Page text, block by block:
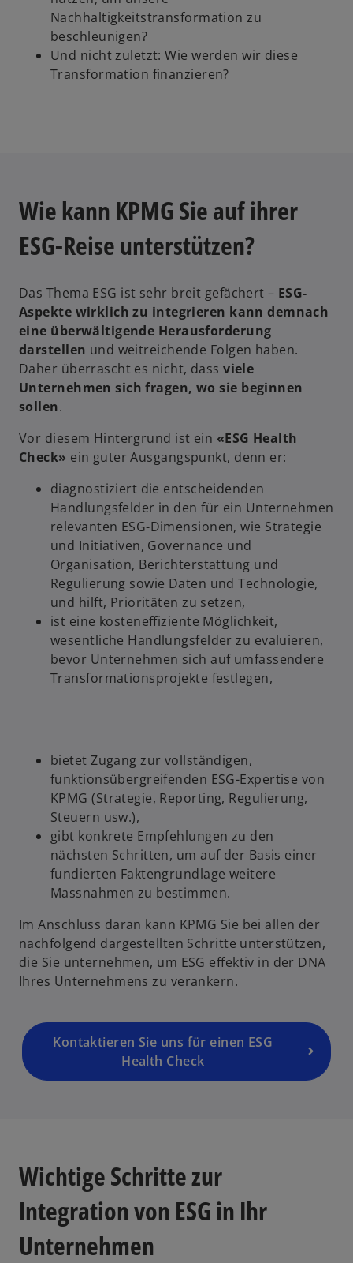
Nachhaltigkeitstransformation zu
beschleunigen?
Und nicht zuletzt: Wie werden wir diese
Transformation finanzieren?
Wie kann KPMG Sie auf ihrer
ESG-Reise unterstützen?
Das Thema ESG ist sehr breit gefächert – ESG-
Aspekte wirklich zu integrieren kann demnach
eine überwältigende Herausforderung
darstellen und weitreichende Folgen haben.
Daher überrascht es nicht, dassviele
Unternehmen sich fragen, wo sie beginnen
sollen.
Vor diesem Hintergrund ist ein «ESG Health
Check» ein guter Ausgangspunkt, denn er:
diagnostiziert die entscheidenden
Handlungsfelder in den für ein Unternehmen
relevanten ESG-Dimensionen, wie Strategie
und Initiativen, Governance und
Organisation, Berichterstattung und
Regulierung sowie Daten und Technologie,
und hilft, Prioritäten zu setzen,
ist eine kosteneffiziente Möglichkeit,
wesentliche Handlungsfelder zu evaluieren,
bevor Unternehmen sich auf umfassendere
Transformationsprojekte festlegen,
bietet Zugang zur vollständigen,
funktionsübergreifenden ESG-Expertise von
KPMG (Strategie, Reporting, Regulierung,
Steuern usw.),
gibt konkrete Empfehlungen zu den
nächsten Schritten, um auf der Basis einer
fundierten Faktengrundlage weitere
Massnahmen zu bestimmen.
Im Anschluss daran kann KPMG Sie bei allen der
nachfolgend dargestellten Schritte unterstützen,
die Sie unternehmen, um ESG effektiv in der DNA
Ihres Unternehmens zu verankern.
Kontaktieren Sie uns für einen ESG
Health Check
Wichtige Schritte zur
Integration von ESG in Ihr
Unternehmen